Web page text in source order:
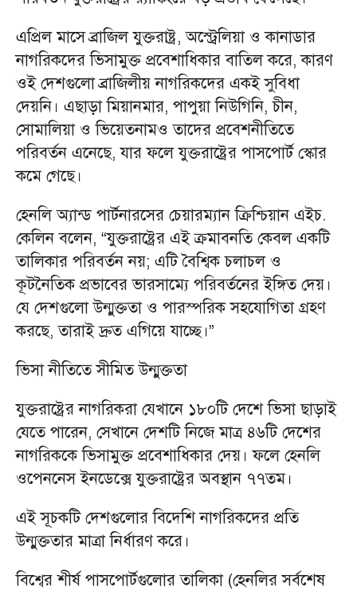
এপ্রিল মাসে ব্রাজিল যুক্তরাষ্ট্র, অস্ট্রেলিয়া ও কানাডার
নাগরিকদের ভিসামুক্ত প্রবেশাধিকার বাতিল করে, কারণ
ওই দেশগুলো ব্রাজিলীয় নাগরিকদের একই সুবিধা
দেয়নি। এছাড়া মিয়ানমার, পাপুয়া নিউগিনি, চীন,
সোমালিয়া ও ভিয়েতনামও তাদের প্রবেশনীতিতে
পরিবর্তন এনেছে, যার ফলে যুক্তরাষ্ট্রের পাসপোর্ট স্কোর
কমে গেছে।
হেনলি অ্যান্ড পার্টনারসের চেয়ারম্যান ক্রিশ্চিয়ান এইচ.
কেলিন বলেন, “যুক্তরাষ্ট্রের এই ক্রমাবনতি কেবল একটি
তালিকার পরিবর্তন নয়; এটি বৈশ্বিক চলাচল ও
কূটনৈতিক প্রভাবের ভারসাম্যে পরিবর্তনের ইঙ্গিত দেয়।
যে দেশগুলো উন্মুক্ততা ও পারস্পরিক সহযোগিতা গ্রহণ
করছে, তারাই দ্রুত এগিয়ে যাচ্ছে।”
ভিসা নীতিতে সীমিত উন্মুক্ততা
যুক্তরাষ্ট্রের নাগরিকরা যেখানে ১৮০টি দেশে ভিসা ছাড়াই
যেতে পারেন, সেখানে দেশটি নিজে মাত্র ৪৬টি দেশের
নাগরিককে ভিসামুক্ত প্রবেশাধিকার দেয়। ফলে হেনলি
ওপেননেস ইনডেক্সে যুক্তরাষ্ট্রের অবস্থান ৭৭তম।
এই সূচকটি দেশগুলোর বিদেশি নাগরিকদের প্রতি
উন্মুক্ততার মাত্রা নির্ধারণ করে।
বিশ্বের শীর্ষ পাসপোর্টগুলোর তালিকা (হেনলির সর্বশেষ